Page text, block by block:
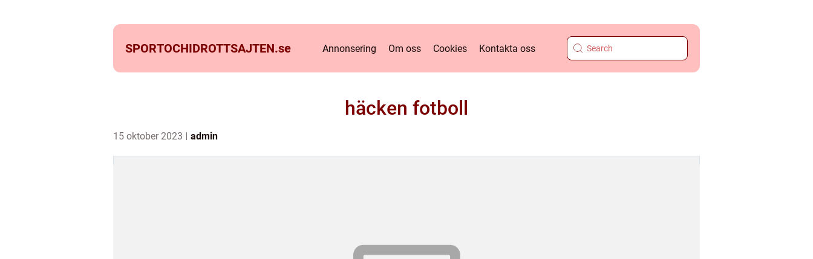
SPORTOCHIDROTTSAJTEN.se Annonsering Om oss Cookies Kontakta oss
häcken fotboll
15 oktober 2023 admin